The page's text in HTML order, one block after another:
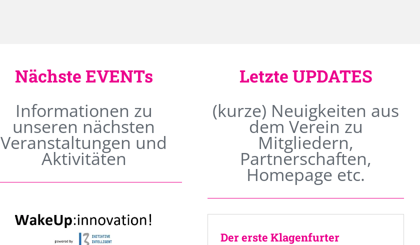
Nächste EVENTs
Informationen zu
unseren nächsten
Veranstaltungen und
Aktivitäten
Letzte UPDATES
(kurze) Neuigkeiten aus
dem Verein zu
Mitgliedern,
Partnerschaften,
Homepage etc.
Der erste Klagenfurter